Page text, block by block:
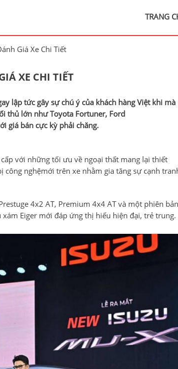
TRANG
Giá Xe Chi Tiết
XE CHI TIẾT
lập tức gây sự chú ý của khách hàng Việt khi mà
thủ lớn như Toyota Fortuner, Ford
giá bán cực kỳ phải chăng.
với những tối ưu về ngoại thất mang lại thiết
công nghệmới trên xe nhằm gia tăng sự cạnh
4x2 AT, Premium 4x4 AT và một phiên bản
Eiger mới đáp ứng thị hiếu hiện đại, trẻ trung.